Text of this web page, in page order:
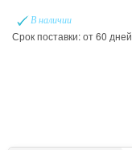
В наличии
Срок поставки: от 60 дней